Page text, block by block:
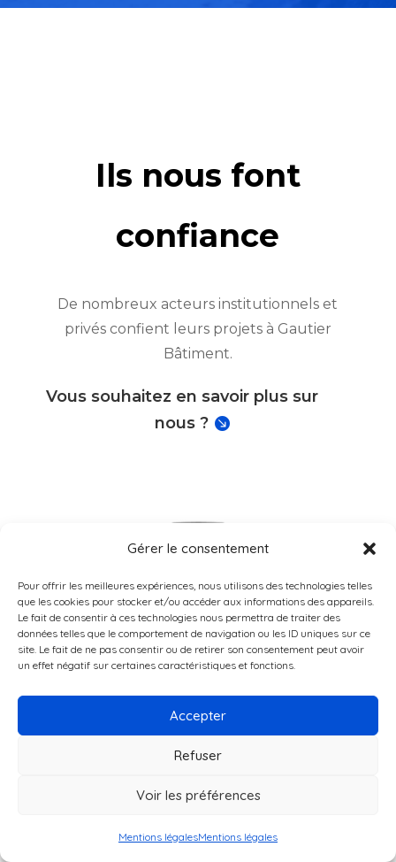
Gérer le consentement
Pour offrir les meilleures expériences, nous utilisons des technologies telles
que les cookies pour stocker et/ou accéder aux informations des appareils.
Le fait de consentir à ces technologies nous permettra de traiter des
données telles que le comportement de navigation ou les ID uniques sur ce
site. Le fait de ne pas consentir ou de retirer son consentement peut avoir
un effet négatif sur certaines caractéristiques et fonctions.
Accepter
Refuser
Voir les préférences
Mentions légalesMentions légales
Ils nous font
confiance
De nombreux acteurs institutionnels et
privés confient leurs projets à Gautier
Bâtiment.
Vous souhaitez en savoir plus sur
nous ?